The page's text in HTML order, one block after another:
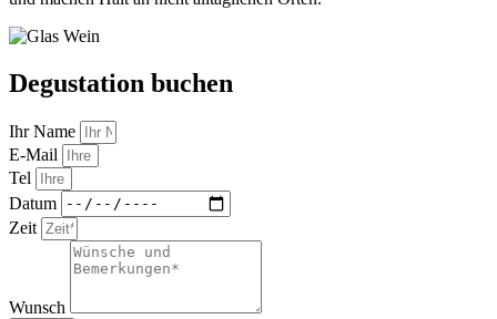
Degustation buchen
Ihr Name
E-Mail
Tel
Datum
Zeit
Wunsch